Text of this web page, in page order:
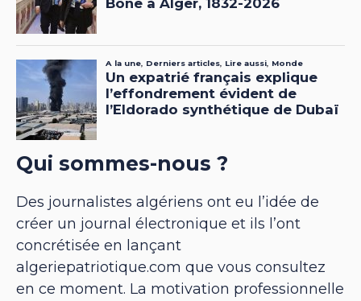
Qui sommes-nous ?
Des journalistes algériens ont eu l’idée de
créer un journal électronique et ils l’ont
concrétisée en lançant
algeriepatriotique.com que vous consultez
en ce moment. La motivation professionnelle